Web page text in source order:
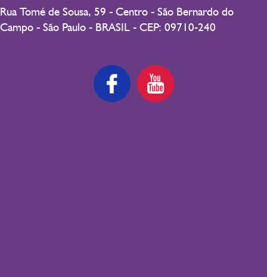
Rua Tomé de Sousa, 59 - Centro - São Bernardo do
Campo - São Paulo - BRASIL - CEP: 09710-240